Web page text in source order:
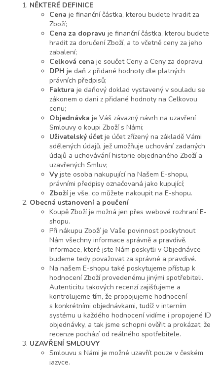
NĚKTERÉ DEFINICE
Cena je finanční částka, kterou budete hradit za
Zboží;
Cena za dopravu je finanční částka, kterou budete
hradit za doručení Zboží, a to včetně ceny za jeho
zabalení;
Celková cena je součet Ceny a Ceny za dopravu;
DPH je daň z přidané hodnoty dle platných
právních předpisů;
Faktura je daňový doklad vystavený v souladu se
zákonem o dani z přidané hodnoty na Celkovou
cenu;
Objednávka je Váš závazný návrh na uzavření
Smlouvy o koupi Zboží s Námi;
Uživatelský účet je účet zřízený na základě Vámi
sdělených údajů, jež umožňuje uchování zadaných
údajů a uchovávání historie objednaného Zboží a
uzavřených Smluv;
Vy jste osoba nakupující na Našem E-shopu,
právními předpisy označovaná jako kupující;
Zboží je vše, co můžete nakoupit na E-shopu.
Obecná ustanovení a poučení
Koupě Zboží je možná jen přes webové rozhraní E-
shopu.
Při nákupu Zboží je Vaše povinnost poskytnout
Nám všechny informace správně a pravdivě.
Informace, které jste Nám poskytli v Objednávce
budeme tedy považovat za správné a pravdivé.
Na našem E-shopu také poskytujeme přístup k
hodnocení Zboží provedenému jinými spotřebiteli.
Autenticitu takových recenzí zajišťujeme a
kontrolujeme tím, že propojujeme hodnocení
s konkrétními objednávkami, tudíž v interním
systému u každého hodnocení vidíme i propojené ID
objednávky, a tak jsme schopni ověřit a prokázat, že
recenze pochází od reálného spotřebitele.
UZAVŘENÍ SMLOUVY
Smlouvu s Námi je možné uzavřít pouze v českém
jazyce.